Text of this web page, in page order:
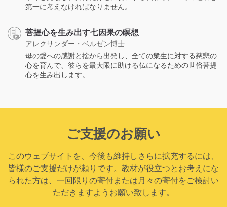
第一に考えなければなりません。
菩提心を生み出す七因果の瞑想
アレクサンダー・ベルゼン博士
母の愛への感謝と捨から出発し、全ての衆生に対する慈悲の
心を育んで、彼らを最大限に助ける仏になるための世俗菩提
心を生み出します。
ご支援のお願い
このウェブサイトを、今後も維持しさらに拡充するには、
皆様のご支援だけが頼りです。教材が役立つとお考えにな
られた方は、一回限りの寄付または月々の寄付をご検討い
ただきますようお願い致します。